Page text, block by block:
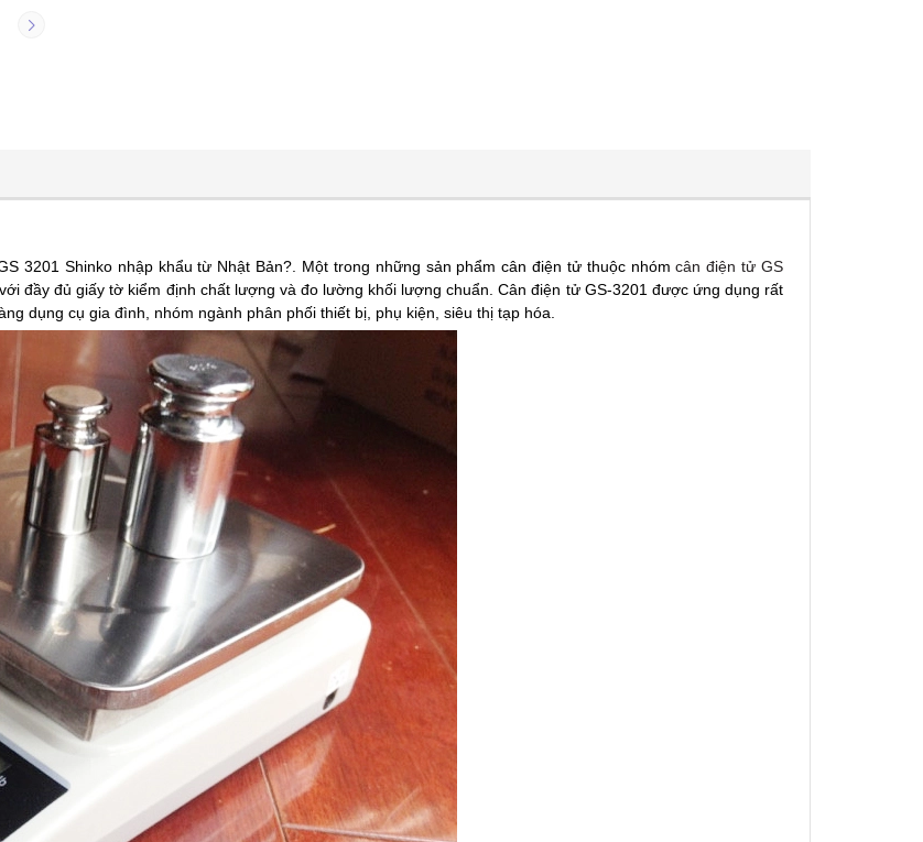
3201 Shinko nhập khẩu từ Nhật Bản?. Một trong những sản phẩm cân điện tử thuộc nhómcân điện tử GS
đầy đủ giấy tờ kiểm định chất lượng và đo lường khối lượng chuẩn. Cân điện tử GS-3201 được ứng dụng rất
dụng cụ gia đình, nhóm ngành phân phối thiết bị, phụ kiện, siêu thị tạp hóa.